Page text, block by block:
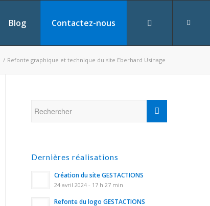
Blog Contactez-nous
/ Refonte graphique et technique du site Eberhard Usinage
Dernières réalisations
Création du site GESTACTIONS
24 avril 2024 - 17 h 27 min
Refonte du logo GESTACTIONS